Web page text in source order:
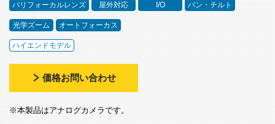
バリフォーカルレンズ 屋外対応 I/O パン・チルト
光学ズーム オートフォーカス
ハイエンドモデル
価格お問い合わせ
※本製品はアナログカメラです。